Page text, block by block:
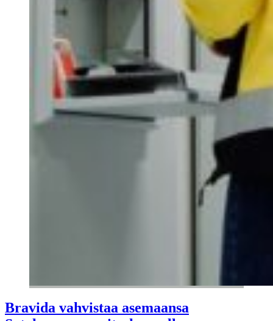
Bravida vahvistaa asemaansa